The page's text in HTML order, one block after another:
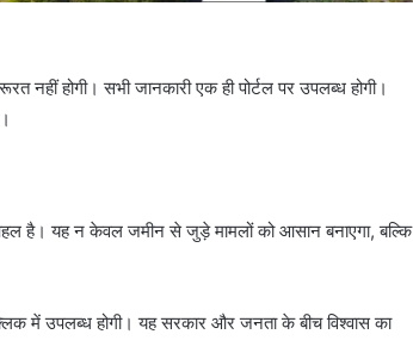
नहीं होगी। सभी जानकारी एक ही पोर्टल पर उपलब्ध होगी।
है। यह न केवल जमीन से जुड़े मामलों को आसान बनाएगा, बल्कि
में उपलब्ध होगी। यह सरकार और जनता के बीच विश्वास का